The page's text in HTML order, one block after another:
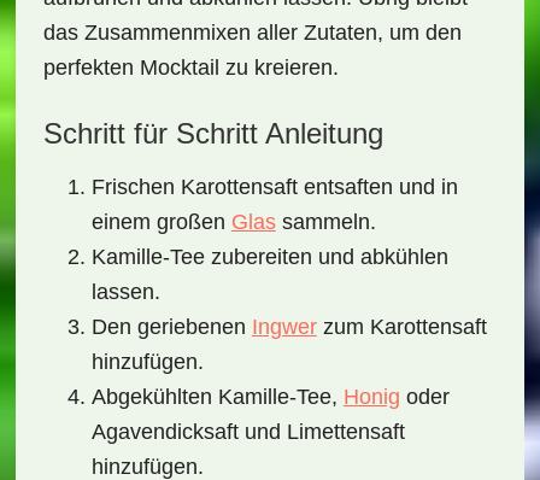
das Zusammenmixen aller Zutaten, um den
perfekten Mocktail zu kreieren.
Schritt für Schritt Anleitung
Frischen Karottensaft entsaften und in
einem großen Glassammeln.
Kamille-Tee zubereiten und abkühlen
lassen.
Den geriebenen Ingwerzum Karottensaft
hinzufügen.
Abgekühlten Kamille-Tee, Honig oder
Agavendicksaft und Limettensaft
hinzufügen.